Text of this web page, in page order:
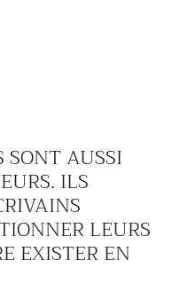
SONT AUSSI
ILS
LEURS
EXISTER EN